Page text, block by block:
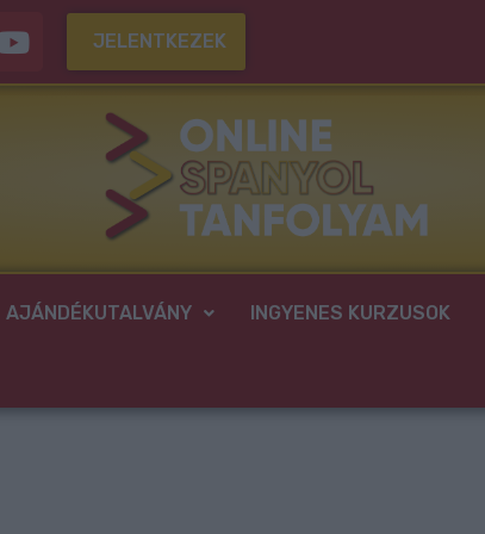
Y
o
u
JELENTKEZEK
AJÁNDÉKUTALVÁNY INGYENES KURZUSOK